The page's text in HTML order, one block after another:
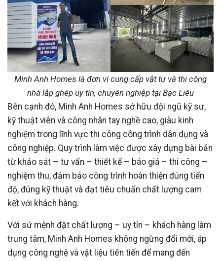
Minh Anh Homes là đơn vị cung cấp vật tư và thi công
nhà lắp ghép uy tín, chuyên nghiệp tại Bạc Liêu
Bên cạnh đó, Minh Anh Homes sở hữu đội ngũ kỹ sư,
kỹ thuật viên và công nhân tay nghề cao, giàu kinh
nghiệm trong lĩnh vực thi công công trình dân dụng và
công nghiệp. Quy trình làm việc được xây dựng bài bản
từ khảo sát – tư vấn – thiết kế – báo giá – thi công –
nghiệm thu, đảm bảo công trình hoàn thiện đúng tiến
độ, đúng kỹ thuật và đạt tiêu chuẩn chất lượng cam
kết với khách hàng.
Với sứ mệnh đặt chất lượng – uy tín – khách hàng làm
trung tâm, Minh Anh Homes không ngừng đổi mới, áp
dụng công nghệ và vật liệu tiên tiến để mang đến